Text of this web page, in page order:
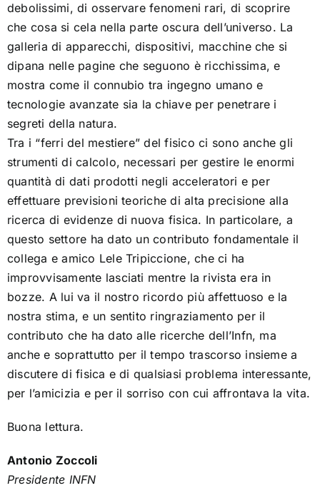
debolissimi, di osservare fenomeni rari, di scoprire
che cosa si cela nella parte oscura dell’universo. La
galleria di apparecchi, dispositivi, macchine che si
dipana nelle pagine che seguono è ricchissima, e
mostra come il connubio tra ingegno umano e
tecnologie avanzate sia la chiave per penetrare i
segreti della natura.
Tra i “ferri del mestiere” del fisico ci sono anche gli
strumenti di calcolo, necessari per gestire le enormi
quantità di dati prodotti negli acceleratori e per
effettuare previsioni teoriche di alta precisione alla
ricerca di evidenze di nuova fisica. In particolare, a
questo settore ha dato un contributo fondamentale il
collega e amico Lele Tripiccione, che ci ha
improvvisamente lasciati mentre la rivista era in
bozze. A lui va il nostro ricordo più affettuoso e la
nostra stima, e un sentito ringraziamento per il
contributo che ha dato alle ricerche dell’Infn, ma
anche e soprattutto per il tempo trascorso insieme a
discutere di fisica e di qualsiasi problema interessante,
per l’amicizia e per il sorriso con cui affrontava la vita.
Buona lettura.
Antonio Zoccoli
Presidente INFN